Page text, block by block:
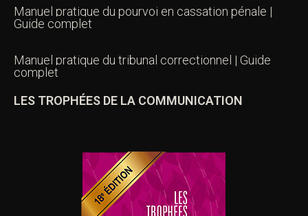
Manuel pratique du pourvoi en cassation pénale |
Guide complet
Manuel pratique du tribunal correctionnel | Guide
complet
LES TROPHÉES DE LA COMMUNICATION